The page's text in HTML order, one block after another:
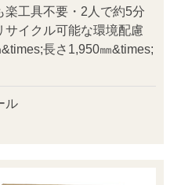
楽工具不要・2人で約5分
イクル可能な環境配慮
長さ1,950㎜&times;
ル